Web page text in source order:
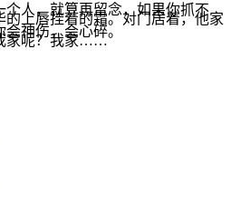
上唇挂着的霜。对门居着，他家
家呢？我家……
人，就算再留念，如果你抓不
神伤，会心碎。